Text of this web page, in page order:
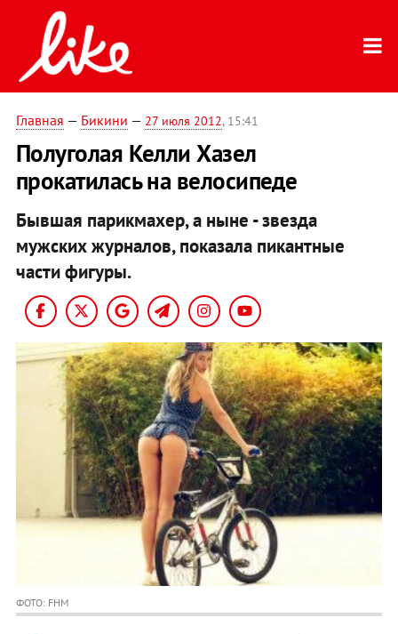
Главная — Бикини — 27 июля 2012, 15:41
Полуголая Келли Хазел
прокатилась на велосипеде
Бывшая парикмахер, а ныне - звезда
мужских журналов, показала пикантные
части фигуры.
ФОТО: FHM